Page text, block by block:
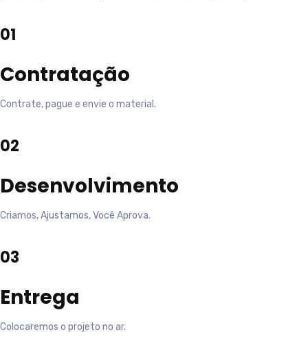
01
Contratação
Contrate, pague e envie o material.
02
Desenvolvimento
Criamos, Ajustamos, Você Aprova.
03
Entrega
Colocaremos o projeto no ar.